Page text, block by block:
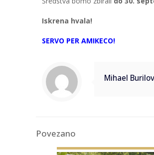
Iskrena hvala!
SERVO PER AMIKECO!
Mihael Burilov
Povezano